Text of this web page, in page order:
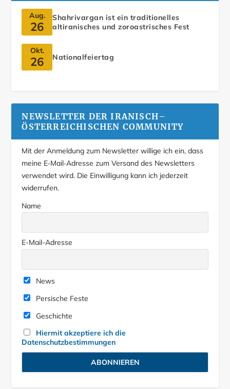
Aug.
26
Shahrivargan ist ein traditionelles
altiranisches und zoroastrisches Fest
Okt.
26 Nationalfeiertag
NEWSLETTER DER IRANISCH–
ÖSTERREICHISCHEN COMMUNITY
Mit der Anmeldung zum Newsletter willige ich ein, dass
meine E‑Mail‑Adresse zum Versand des Newsletters
verwendet wird. Die Einwilligung kann ich jederzeit
widerrufen.
Name
E-Mail-Adresse
News
Persische Feste
Geschichte
Hiermit akzeptiere ich die
Datenschutzbestimmungen